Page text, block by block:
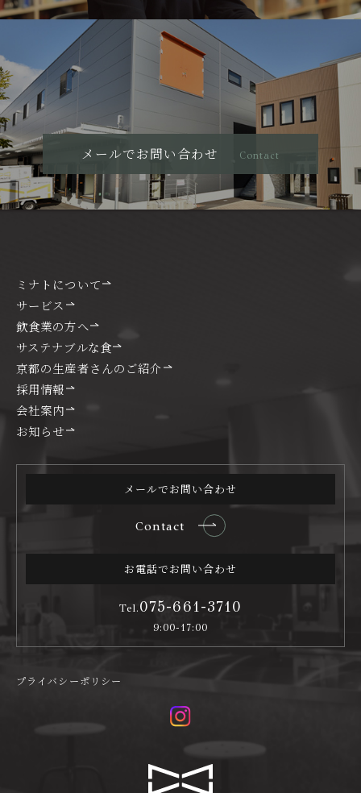
メールでお問い合わせ Contact
ミナトについて
サービス
飲食業の方へ
サステナブルな食
京都の生産者さんのご紹介
採用情報
会社案内
お知らせ
メールでお問い合わせ
Contact
お電話でお問い合わせ
Tel.075-661-3710
9:00-17:00
プライバシーポリシー